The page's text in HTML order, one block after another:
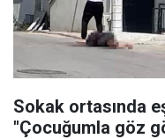
Sokak ortasında
"Çocuğumla göz